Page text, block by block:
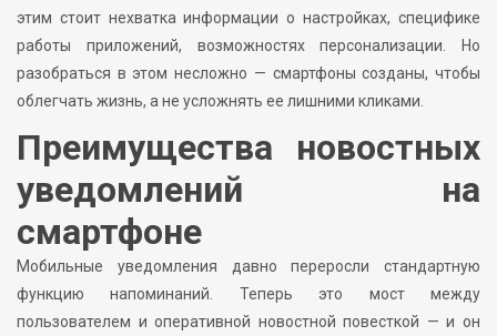
этим стоит нехватка информации о настройках, специфике
работы приложений, возможностях персонализации. Но
разобраться в этом несложно — смартфоны созданы, чтобы
облегчать жизнь, а не усложнять ее лишними кликами.
Преимущества новостных
уведомлений на
смартфоне
Мобильные уведомления давно переросли стандартную
функцию напоминаний. Теперь это мост между
пользователем и оперативной новостной повесткой — и он